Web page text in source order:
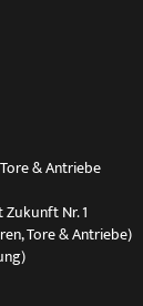
& Antriebe
Nr. 1
Tore & Antriebe)